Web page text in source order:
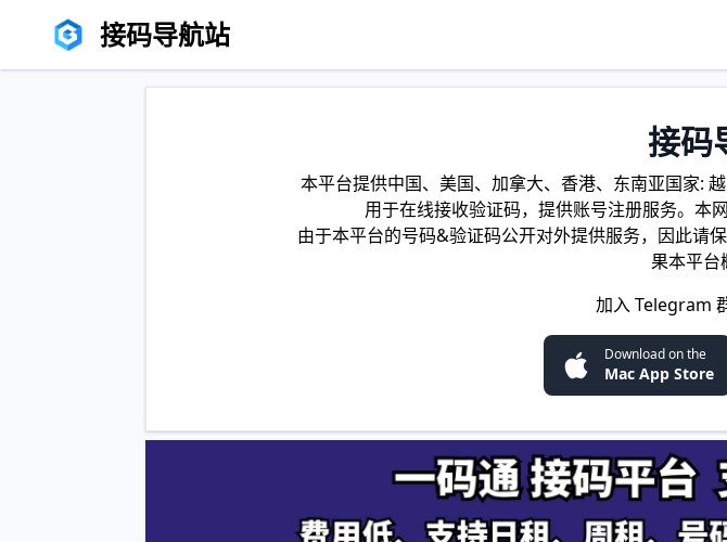
接码导航站
接码
本平台提供中国、美国、加拿大、香港、东南亚国家:
用于在线接收验证码，提供账号注册服务。本
由于本平台的号码&验证码公开对外提供服务，因此请
果本平台
加入 Telegram
Download on the
Mac App Store